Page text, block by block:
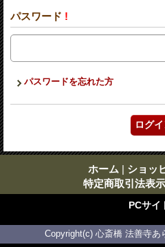
パスワード !
パスワードを忘れた方
ホーム | ショッ
特定商取引法表示
PCサイ
Copyright(c) 心斎橋 法善寺あ